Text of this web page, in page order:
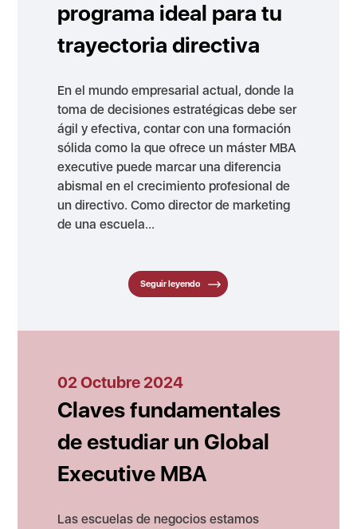
programa ideal para tu
trayectoria directiva
En el mundo empresarial actual, donde la
toma de decisiones estratégicas debe ser
ágil y efectiva, contar con una formación
sólida como la que ofrece un máster MBA
executive puede marcar una diferencia
abismal en el crecimiento profesional de
un directivo. Como director de marketing
de una escuela...
Seguir leyendo
02 Octubre 2024
Claves fundamentales
de estudiar un Global
Executive MBA
Las escuelas de negocios estamos